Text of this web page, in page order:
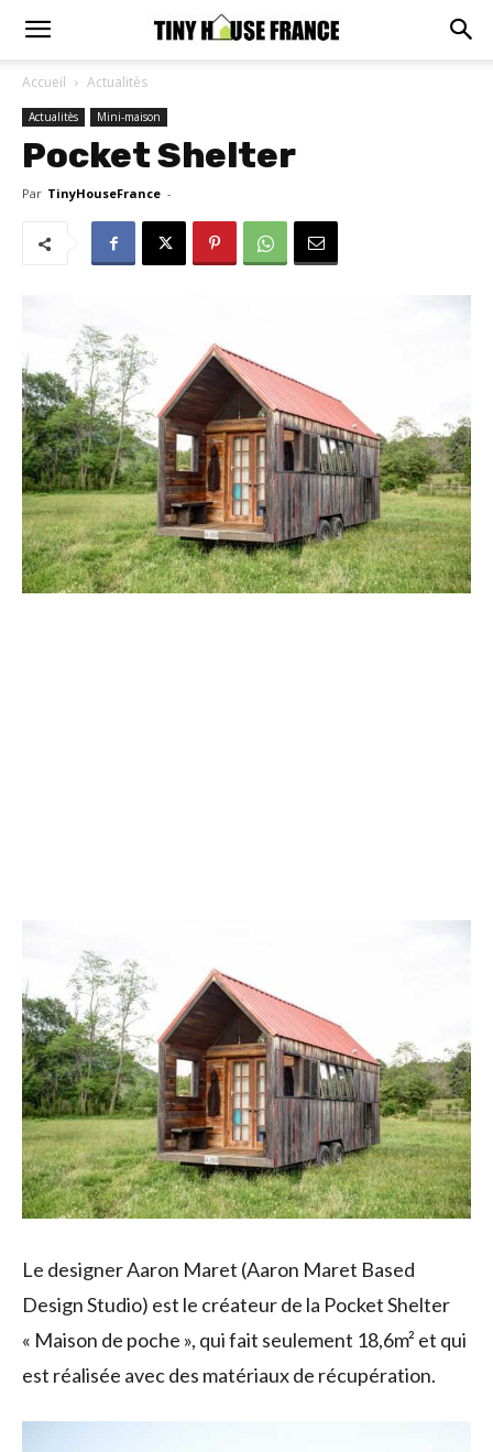
Accueil Actualitès
Actualitès Mini-maison
Pocket Shelter
Par TinyHouseFrance -
Le designer Aaron Maret (Aaron Maret Based
Design Studio) est le créateur de la Pocket Shelter
« Maison de poche », qui fait seulement 18,6m² et qui
est réalisée avec des matériaux de récupération.